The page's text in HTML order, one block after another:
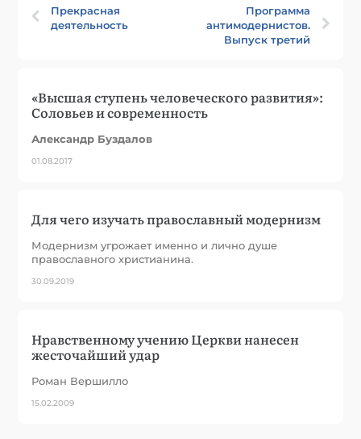
Прекрасная
деятельность
Программа
антимодернистов.
Выпуск третий
«Высшая ступень человеческого развития»:
Соловьев и современность
Александр Буздалов
01.08.2017
Для чего изучать православный модернизм
Модернизм угрожает именно и лично душе
православного христианина.
30.09.2019
Нравственному учению Церкви нанесен
жесточайший удар
Роман Вершилло
15.02.2009